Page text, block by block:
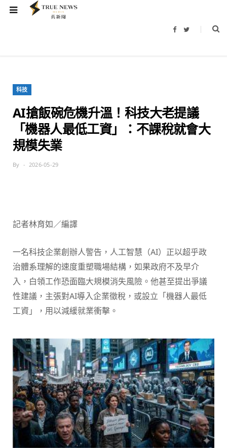
F
b
T
t
科技
AI搶飯碗危機升溫！科技大老提議
「機器人最低工資」：不課稅就會大
規模失業
By 2026-05-29
記者林育如／編譯
一名科技企業創辦人警告，人工智慧（AI）正以超乎政
治體系理解的速度重塑職場結構，如果政府不及早介
入，白領工作恐面臨大規模消失風險。他甚至提出爭議
性建議，主張對AI導入企業徵稅，或設立「機器人最低
工資」，用以減緩就業衝擊。